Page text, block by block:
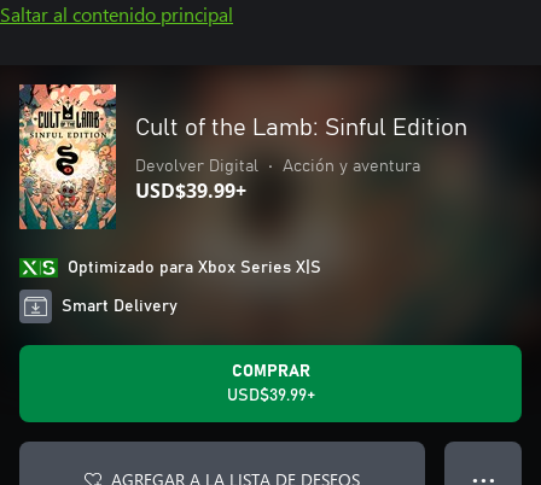
Saltar al contenido principal
Cult of the Lamb: Sinful Edition
Devolver Digital • Acción y aventura
USD$39.99+
Optimizado para Xbox Series X|S
Smart Delivery
COMPRAR
USD$39.99+
AGREGAR A LA LISTA DE DESEOS ● ● ●